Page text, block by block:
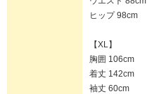
ヒップ 98cm
【XL】
胸囲 106cm
着丈 142cm
袖丈 60cm